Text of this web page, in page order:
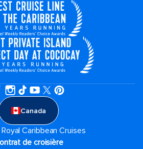
Canada
Caribbean Cruises
de croisière